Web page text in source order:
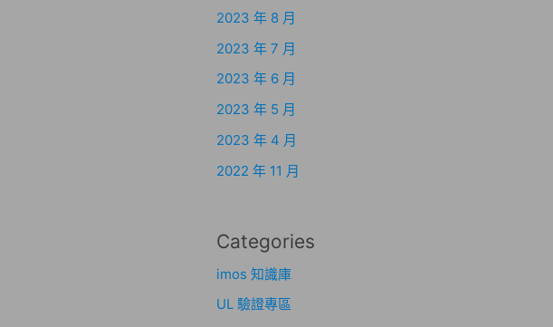
2023 年 8 月
2023 年 7 月
2023 年 6 月
2023 年 5 月
2023 年 4 月
2022 年 11 月
Categories
imos 知識庫
UL 驗證專區